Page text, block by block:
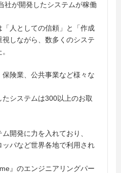
社が開発したシステムが稼働
人としての信頼」と「作成
しながら、数多くのシステ
険業、公共事業など様々な
システムは300以上のお取
開発に力を入れており、
パなど世界各地で利用され
』のエンジニアリングパー